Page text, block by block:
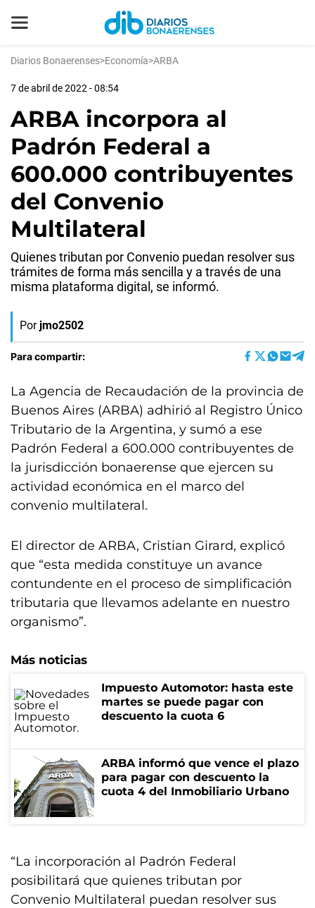
Diarios Bonaerenses>Economía>ARBA
7 de abril de 2022 - 08:54
ARBA incorpora al
Padrón Federal a
600.000 contribuyentes
del Convenio
Multilateral
Quienes tributan por Convenio puedan resolver sus
trámites de forma más sencilla y a través de una
misma plataforma digital, se informó.
Por jmo2502
Para compartir:
La Agencia de Recaudación de la provincia de
Buenos Aires (ARBA) adhirió al Registro Único
Tributario de la Argentina, y sumó a ese
Padrón Federal a 600.000 contribuyentes de
la jurisdicción bonaerense que ejercen su
actividad económica en el marco del
convenio multilateral.
El director de ARBA, Cristian Girard, explicó
que “esta medida constituye un avance
contundente en el proceso de simplificación
tributaria que llevamos adelante en nuestro
organismo”.
Más noticias
Impuesto Automotor: hasta este
martes se puede pagar con
descuento la cuota 6
ARBA informó que vence el plazo
para pagar con descuento la
cuota 4 del Inmobiliario Urbano
“La incorporación al Padrón Federal
posibilitará que quienes tributan por
Convenio Multilateral puedan resolver sus